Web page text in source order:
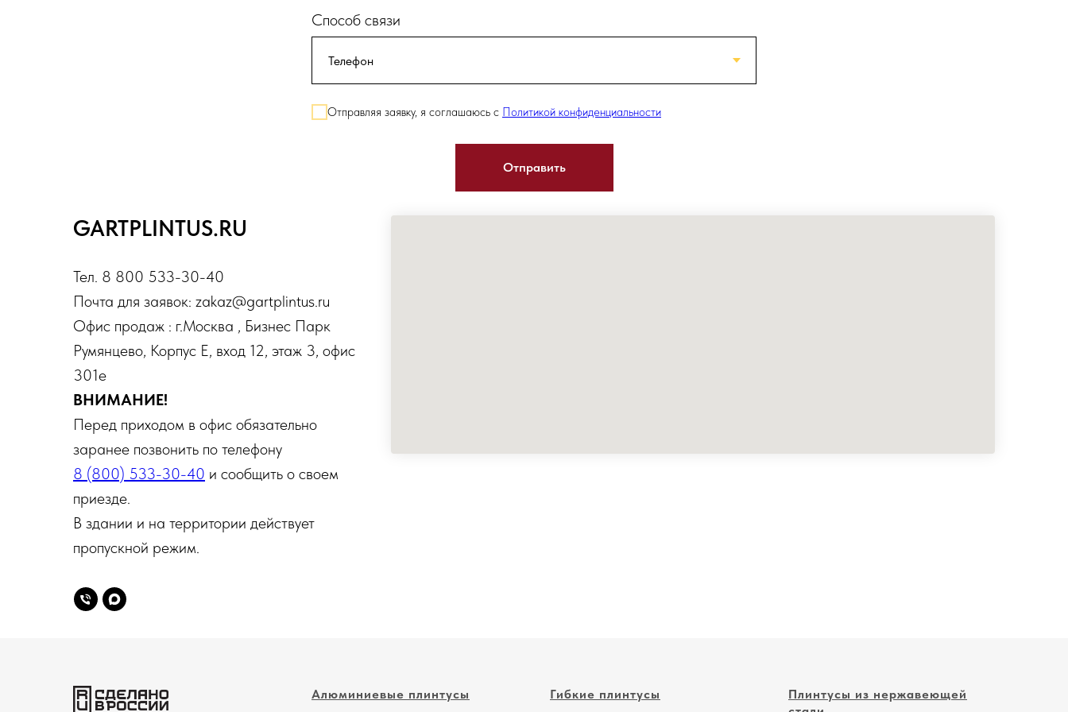
Способ связи
Отправляя заявку, я соглашаюсь с Политикой конфиденциальности
Отправить
GARTPLINTUS.RU
Тел. 8 800 533-30-40
Почта для заявок: zakaz@gartplintus.ru
Офис продаж : г.Москва , Бизнес Парк
Румянцево, Корпус Е, вход 12, этаж 3, офис
301е
ВНИМАНИЕ!
Перед приходом в офис обязательно
заранее позвонить по телефону
8 (800) 533-30-40 и сообщить о своем
приезде.
В здании и на территории действует
пропускной режим.
Алюминиевые плинтусы Гибкие плинтусы
Плинтусы из нержавеющей